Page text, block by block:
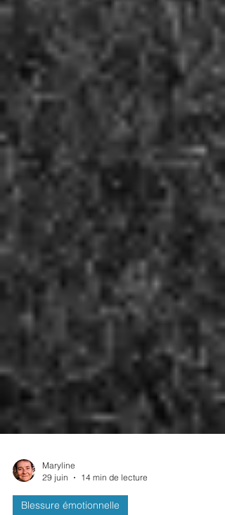
Maryline
29 juin
14 min de lecture